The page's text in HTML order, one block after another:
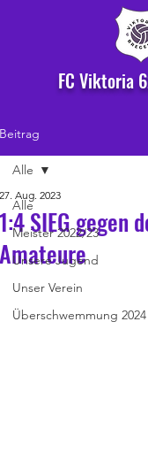
FC Viktoria
Beitrag
Alle
Meister 2022/23
Unsere Jugend
Unser Verein
Überschwemmung 2024
Alle
1:4 SIEG gegen
Amateure
27. Aug. 2023